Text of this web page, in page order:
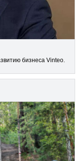
бизнеса Vinteo.